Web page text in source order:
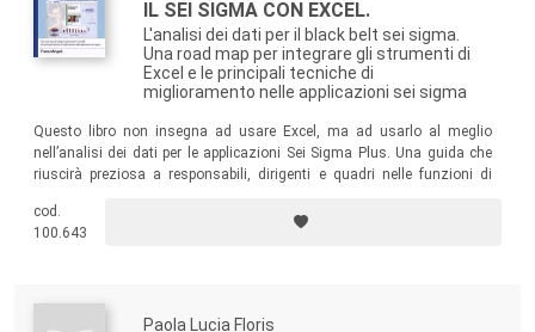
IL SEI SIGMA CON EXCEL.
L'analisi dei dati per il black belt sei sigma.
Una road map per integrare gli strumenti di
Excel e le principali tecniche di
miglioramento nelle applicazioni sei sigma
Questo libro non insegna ad usare Excel, ma ad usarlo al meglio
nell’analisi dei dati per le applicazioni Sei Sigma Plus. Una guida che
riuscirà preziosa a responsabili, dirigenti e quadri nelle funzioni di
cod.
100.643
Paola Lucia Floris